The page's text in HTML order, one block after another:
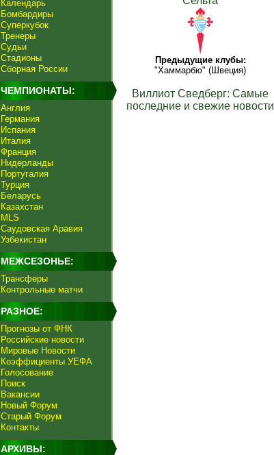
Календарь
Бомбардиры
Суперкубок
Тренеры
Судьи
Стадионы
Сборная России
ЧЕМПИОНАТЫ:
Англия
Германия
Испания
Италия
Франция
Нидерланды
Португалия
Турция
Беларусь
Казахстан
MLS
Саудовская Аравия
Узбекистан
МЕЖСЕЗОНЬЕ:
Трансферы
Контрольные матчи
РАЗНОЕ:
Прогнозы от ФНК
Российские новости
Мировые Новости
Коэффициенты УЕФА
Голосование
Поиск
Вакансии
Новый Форум
Старый Форум
Контакты
АРХИВЫ:
Предыдущие клубы:
"Хаммарбю" (Швеция)
Виллиот Сведберг: Самые
последние и свежие новости